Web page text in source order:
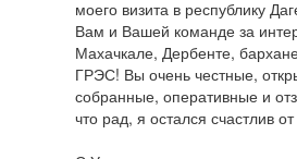
моего визита в республику
Вам и Вашей команде за
Махачкале, Дербенте,
ГРЭС! Вы очень честные,
собранные, оперативные и
что рад, я остался счастлив